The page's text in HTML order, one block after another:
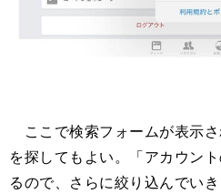
ここで検索フォームが表示
を探してもよい。「アカウン
るので、さらに絞り込んでい